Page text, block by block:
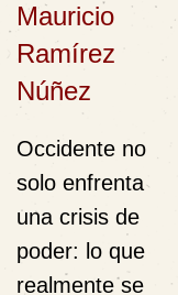
Mauricio
Ramírez
Núñez
Occidente no
solo enfrenta
una crisis de
poder: lo que
realmente se